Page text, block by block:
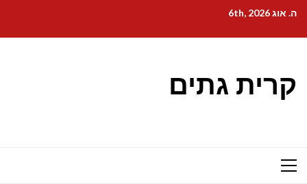
content
ה. אוג 6th, 2026
קרית גתים
Primary